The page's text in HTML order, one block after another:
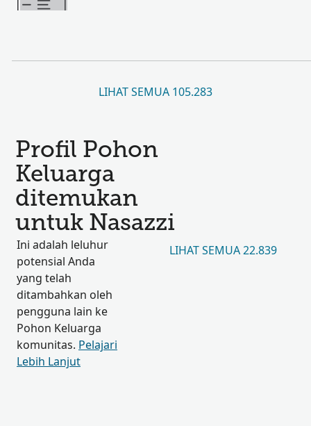
LIHAT SEMUA 105.283
Profil Pohon
Keluarga
ditemukan
untuk Nasazzi
Ini adalah leluhur
potensial Anda
yang telah
ditambahkan oleh
pengguna lain ke
Pohon Keluarga
komunitas. Pelajari
Lebih Lanjut
LIHAT SEMUA 22.839